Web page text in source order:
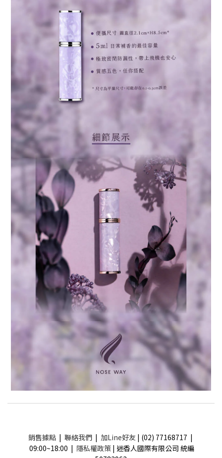
銷售據點| 聯絡我們| 加Line好友 | (02) 77168717 |
09:00~18:00 | 隱私權政策 | 迷香人國際有限公司 統編